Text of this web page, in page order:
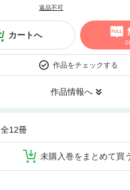
返品不可
カートへ
作品をチェックする
作品情報へ
全12冊
未購入巻をまとめて買